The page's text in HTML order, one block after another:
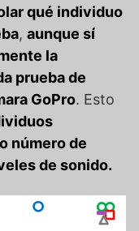
qué individuo
, aunque sí
la
prueba de
GoPro. Esto
número de
de sonido.